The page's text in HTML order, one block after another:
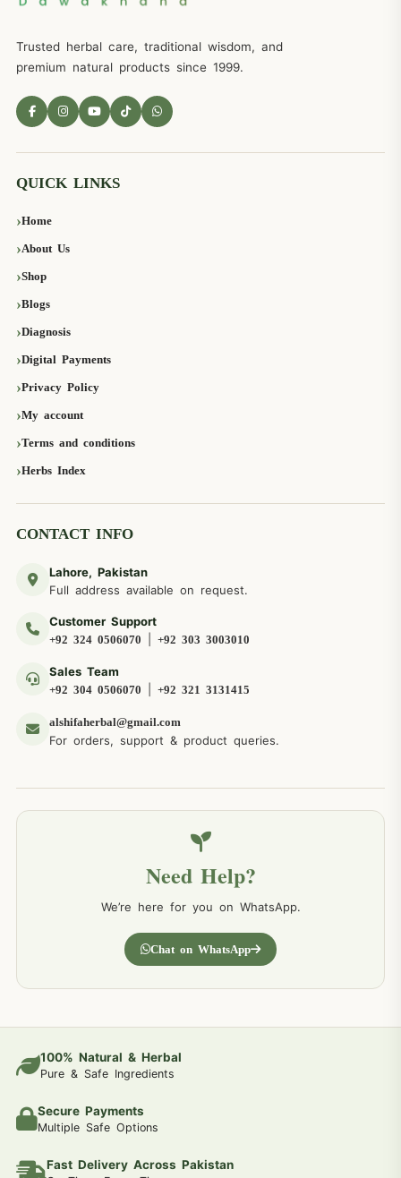
Trusted herbal care, traditional wisdom, and
premium natural products since 1999.
QUICK LINKS
Home
About Us
Shop
Blogs
Diagnosis
Digital Payments
Privacy Policy
My account
Terms and conditions
Herbs Index
CONTACT INFO
Lahore, Pakistan
Full address available on request.
Customer Support
+92 324 0506070 +92 303 3003010
Sales Team
+92 304 0506070 +92 321 3131415
alshifaherbal@gmail.com
For orders, support & product queries.
Need Help?
We’re here for you on WhatsApp.
Chat on WhatsApp
100% Natural & Herbal
Pure & Safe Ingredients
Secure Payments
Multiple Safe Options
Fast Delivery Across Pakistan